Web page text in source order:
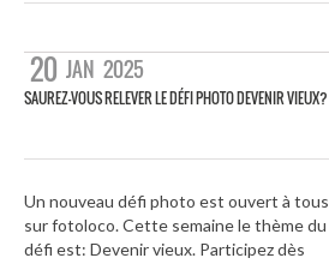
20 JAN 2025
SAUREZ-VOUS RELEVER LE DÉFI PHOTO DEVENIR VIEUX?
Un nouveau défi photo est ouvert à tous
sur fotoloco. Cette semaine le thème du
défi est: Devenir vieux. Participez dès